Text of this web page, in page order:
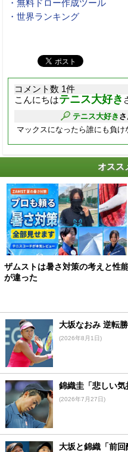
・無料ドロー作成ツール
・世界ランキング
コメント数 1件
こんにちはテニス大好き
テニス大好き
マックスになったら誰にも負け
オスス
ザムストは暑さ対策の考えと性
が違った
大坂なおみ 逆転
(2026年8月1日)
錦織圭「悲しい気
(2026年7月27日)
大坂と錦織「前回